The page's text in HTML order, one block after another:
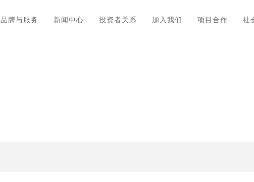
品牌与服务 新闻中心 投资者关系 加入我们 项目合作 社